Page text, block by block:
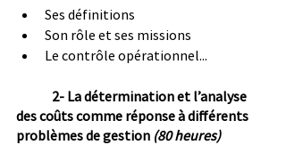
Ses définitions
Son rôle et ses missions
Le contrôle opérationnel...
2- La détermination et l’analyse
des coûts comme réponse à différents
problèmes de gestion (80 heures)